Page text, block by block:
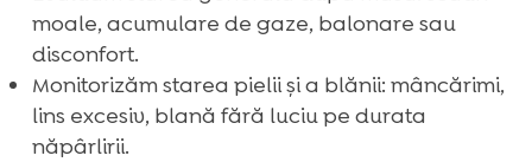
moale, acumulare de gaze, balonare sau
disconfort.
Monitorizăm starea pielii și a blănii: mâncărimi,
lins excesiv, blană fără luciu pe durata
năpârlirii.